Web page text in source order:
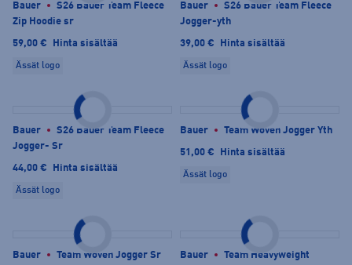
Bauer
S26 Bauer Team Fleece
Zip Hoodie sr
59,00 € Hinta sisältää
Ässät logo
Bauer
S26 Bauer Team Fleece
Jogger-yth
39,00 € Hinta sisältää
Ässät logo
Bauer
S26 Bauer Team Fleece
Jogger- Sr
44,00 € Hinta sisältää
Ässät logo
Bauer Team Woven Jogger Yth
51,00 € Hinta sisältää
Ässät logo
Bauer Team Woven Jogger Sr Bauer
Team Heavyweight